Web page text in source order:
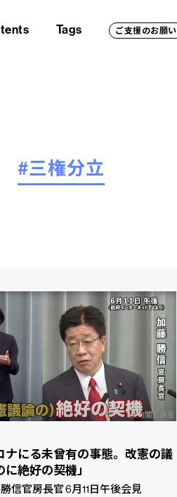
Tags ご支援のお願い
#三権分立
ナにる未曾有の事態。改憲の議
絶好の契機」
信官房長官 6月11日午後会見